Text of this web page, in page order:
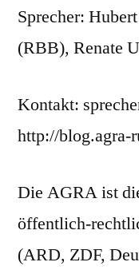
Sprecher:
(RBB), Renate
Kontakt:
http://blog.agra-
Die AGRA ist
öffentlich-
(ARD, ZDF,